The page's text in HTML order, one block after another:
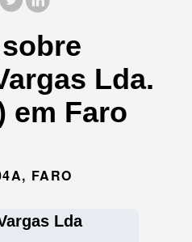
Lda.
em Faro
FARO
Lda